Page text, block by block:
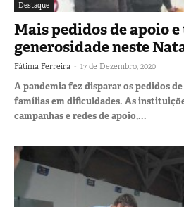
Destaque
Mais pedidos de apoio
generosidade neste
Fátima Ferreira - 17 de Dezembro, 2020
A pandemia fez disparar os pedidos
famílias em dificuldades. As
campanhas e redes de apoio,...